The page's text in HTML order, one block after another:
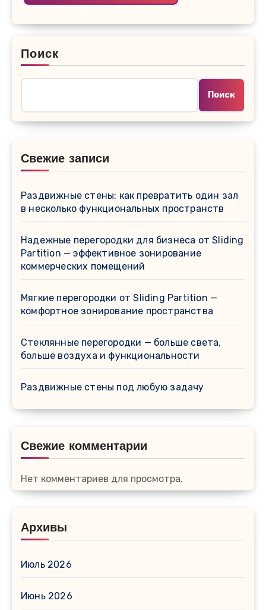
Поиск
Поиск
Свежие записи
Раздвижные стены: как превратить один зал
в несколько функциональных пространств
Надежные перегородки для бизнеса от Sliding
Partition — эффективное зонирование
коммерческих помещений
Мягкие перегородки от Sliding Partition —
комфортное зонирование пространства
Стеклянные перегородки — больше света,
больше воздуха и функциональности
Раздвижные стены под любую задачу
Свежие комментарии
Нет комментариев для просмотра.
Архивы
Июль 2026
Июнь 2026